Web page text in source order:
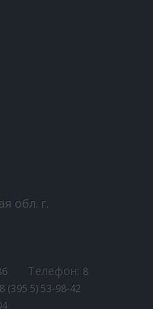
детей, оставшихся
звезда — 2019»
обл. г.
Телефон: 8
8 (395 5) 53-98-42